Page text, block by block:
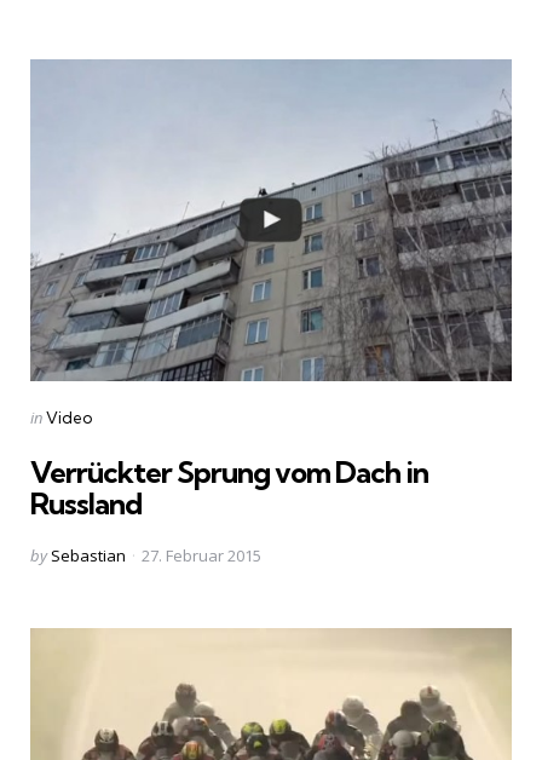
Categories
Posted
inVideo
Verrückter Sprung vom Dach in
Russland
Posted
by Sebastian 27. Februar 2015